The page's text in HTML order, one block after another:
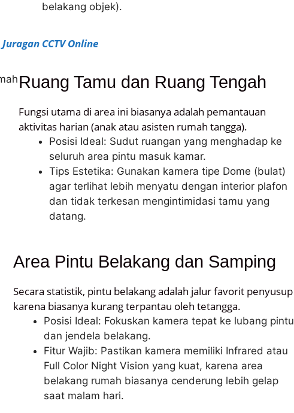
belakang objek).
Juragan CCTV Online
Ruang Tamu dan Ruang Tengah
Fungsi utama di area ini biasanya adalah pemantauan
aktivitas harian (anak atau asisten rumah tangga).
Posisi Ideal: Sudut ruangan yang menghadap ke
seluruh area pintu masuk kamar.
Tips Estetika: Gunakan kamera tipe Dome (bulat)
agar terlihat lebih menyatu dengan interior plafon
dan tidak terkesan mengintimidasi tamu yang
datang.
Area Pintu Belakang dan Samping
Secara statistik, pintu belakang adalah jalur favorit penyusup
karena biasanya kurang terpantau oleh tetangga.
Posisi Ideal: Fokuskan kamera tepat ke lubang pintu
dan jendela belakang.
Fitur Wajib: Pastikan kamera memiliki Infrared atau
Full Color Night Vision yang kuat, karena area
belakang rumah biasanya cenderung lebih gelap
saat malam hari.